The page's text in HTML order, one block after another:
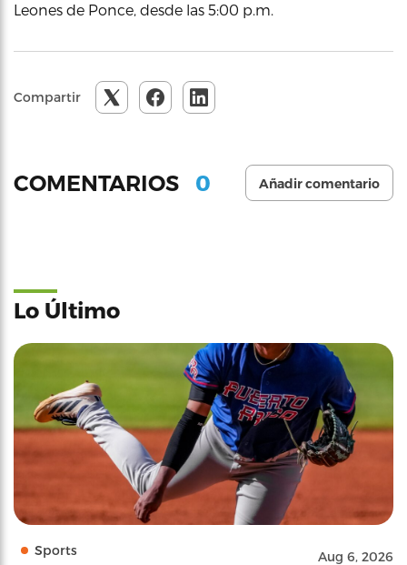
Leones de Ponce, desde las 5:00 p.m.
Compartir
COMENTARIOS 0 Añadir comentario
Lo Último
Sports Aug 6, 2026